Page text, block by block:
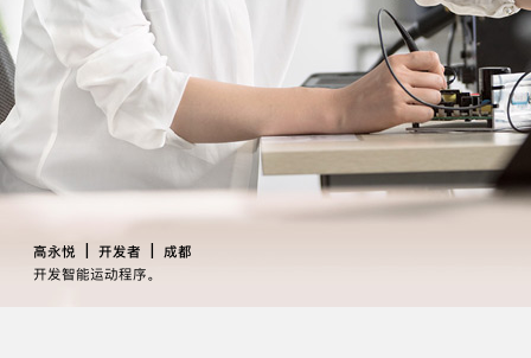
高永悦 开发者
成都
开发智能运动程序。